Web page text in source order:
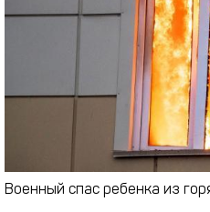
Военный спас ребенка из